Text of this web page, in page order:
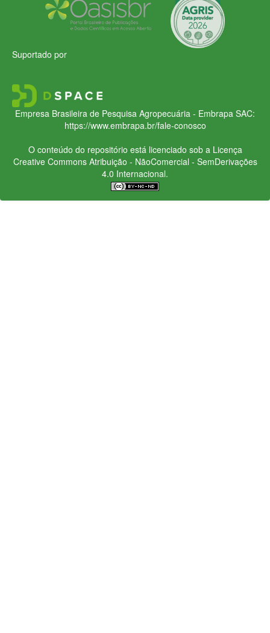
Suportado por
Empresa Brasileira de Pesquisa Agropecuária - Embrapa SAC:
https://www.embrapa.br/fale-conosco
O conteúdo do repositório está licenciado sob a Licença
Creative CommonsAtribuição - NãoComercial - SemDerivações
4.0 Internacional.